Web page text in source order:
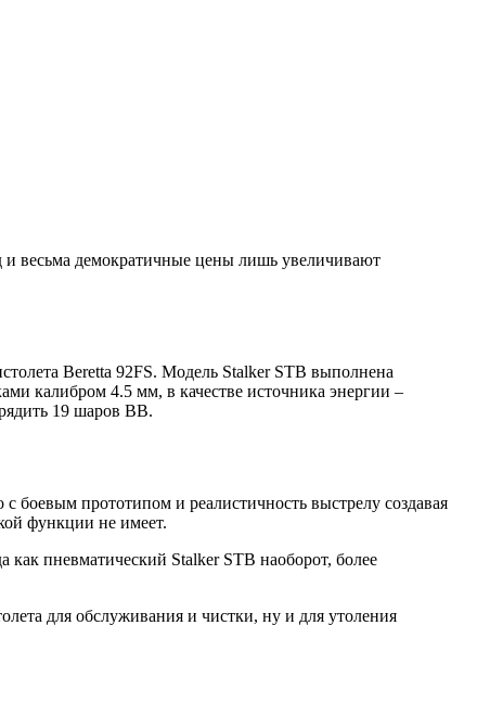
весьма демократичные цены лишь увеличивают
Beretta 92FS. Модель Stalker STB выполнена
калибром 4.5 мм, в качестве источника энергии –
19 шаров ВВ.
боевым прототипом и реалистичность выстрелу создавая
функции не имеет.
пневматический Stalker STB наоборот, более
для обслуживания и чистки, ну и для утоления